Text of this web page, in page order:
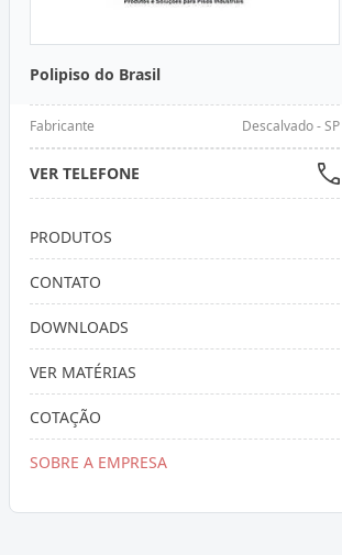
Polipiso do Brasil
Fabricante Descalvado - SP
VER TELEFONE
PRODUTOS
CONTATO
DOWNLOADS
VER MATÉRIAS
COTAÇÃO
SOBRE A EMPRESA